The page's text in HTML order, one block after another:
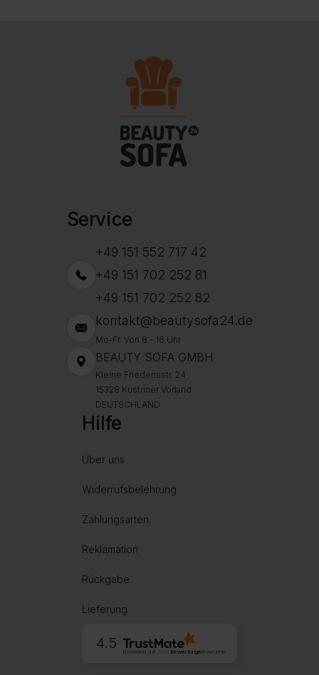
Service
+49 151 552 717 42
+49 151 702 252 81
+49 151 702 252 82
kontakt@beautysofa24.de
Mo-Fr. Von 8 - 16 Uhr
BEAUTY SOFA GMBH
Kleine Friedensstr. 24
15328 Küstriner Vorland
DEUTSCHLAND
Hilfe
Über uns
Widerrufsbelehrung
Zahlungsarten
Reklamation
Rückgabe
Lieferung
4.5
Basierend auf 1999Bewertungen von jeher